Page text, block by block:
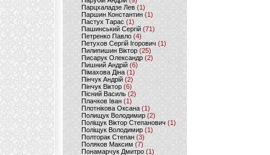
Парцхаладзе Лев (1)
Паршин Константин(1)
Пастух Тарас (1)
Пашинський Сергій (71)
Петренко Павло (4)
Петухов Сергій Ігорович (1)
Пилипишин Віктор(25)
Писарук Олександр(2)
Пишний Андрій (6)
Пімахова Діна(1)
Пінчук Андрій(2)
Пінчук Віктор (6)
Пісний Василь (2)
Плачков Іван(1)
Плотнікова Оксана (1)
Полищук Володимир(2)
Поліщук Віктор Степанович(1)
Поліщук Володимир (1)
Полторак Степан(3)
Поляков Максим (7)
Понамарчук Дмитро (1)